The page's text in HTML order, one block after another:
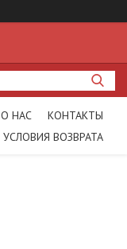
О НАС
КОНТАКТЫ
УСЛОВИЯ ВОЗВРАТА